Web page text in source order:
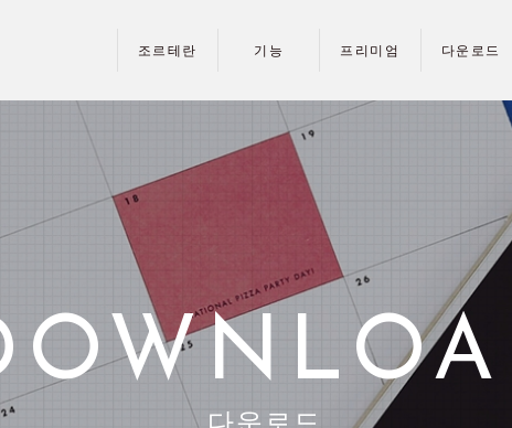
조르테란 기능 프리미엄 다운로드
다운로드